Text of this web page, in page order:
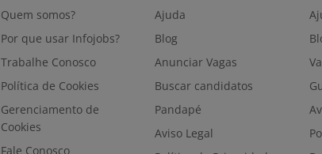
Quem somos?
Por que usar Infojobs?
Trabalhe Conosco
Política de Cookies
Gerenciamento de
Cookies
Fale Conosco
Ajuda
Blog
Anunciar Vagas
Buscar candidatos
Pandapé
Aviso Legal